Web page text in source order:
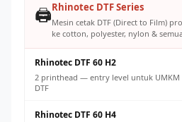
🖨️Rhinotec DTF Series
Mesin cetak DTF (Direct to Film)
ke cotton, polyester, nylon &
Rhinotec DTF 60 H2
2 printhead — entry level untuk UMKM
DTF
Rhinotec DTF 60 H4